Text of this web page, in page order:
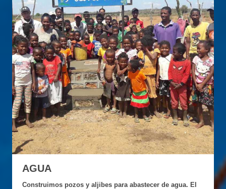
AGUA
Construimos pozos y aljibes para abastecer de agua. El